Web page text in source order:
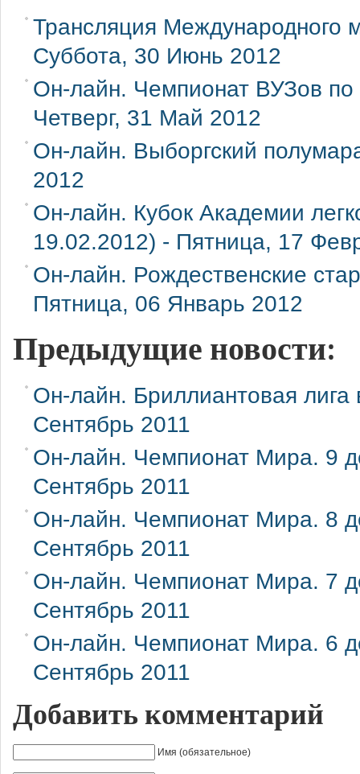
Трансляция
Суббота, 30 Июнь 2012
Он-лайн. Чемпионат ВУЗов по
Четверг, 31 Май 2012
Он-лайн. Выборгский
2012
Он-лайн. Кубок Академии
19.02.2012) - Пятница, 17
Он-лайн. Рождественские
Пятница, 06 Январь 2012
Предыдущие новости:
Он-лайн. Бриллиантовая
Сентябрь 2011
Он-лайн. Чемпионат Мира. 9
Сентябрь 2011
Он-лайн. Чемпионат Мира. 8
Сентябрь 2011
Он-лайн. Чемпионат Мира. 7
Сентябрь 2011
Он-лайн. Чемпионат Мира. 6
Сентябрь 2011
Добавить комментарий
Имя (обязательное)